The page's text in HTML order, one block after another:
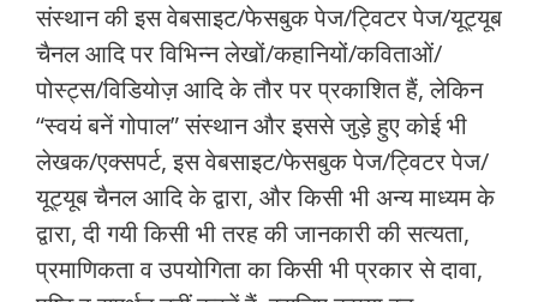
संस्थान की इस वेबसाइट/फेसबुक पेज/ट्विटर पेज/यूट्यूब
चैनल आदि पर विभिन्न लेखों/कहानियों/कविताओं/
पोस्ट्स/विडियोज़ आदि के तौर पर प्रकाशित हैं, लेकिन
“स्वयं बनें गोपाल” संस्थान और इससे जुड़े हुए कोई भी
लेखक/एक्सपर्ट, इस वेबसाइट/फेसबुक पेज/ट्विटर पेज/
यूट्यूब चैनल आदि के द्वारा, और किसी भी अन्य माध्यम के
द्वारा, दी गयी किसी भी तरह की जानकारी की सत्यता,
प्रमाणिकता व उपयोगिता का किसी भी प्रकार से दावा,